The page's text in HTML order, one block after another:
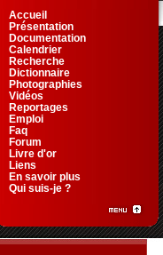
Accueil
Présentation
Documentation
Calendrier
Recherche
Dictionnaire
Photographies
Vidéos
Reportages
Emploi
Faq
Forum
Livre d'or
Liens
En savoir plus
Qui suis-je ?